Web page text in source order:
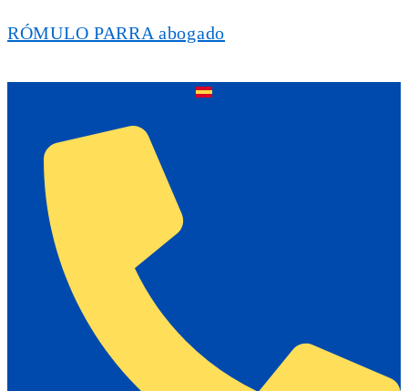
RÓMULO PARRA abogado